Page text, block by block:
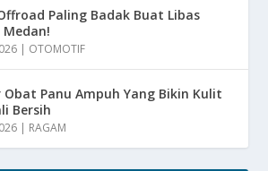
Paling Badak Buat Libas
Medan!
| OTOMOTIF
Panu Ampuh Yang Bikin Kulit
Bersih
| RAGAM